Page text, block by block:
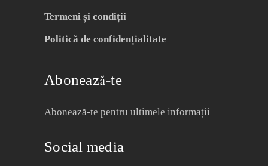
Termeni și condiții
Politică de confidențialitate
Abonează-te
Abonează-te pentru ultimele informații
Social media